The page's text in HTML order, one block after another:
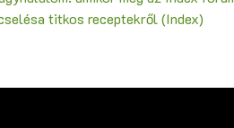
titkos receptekről (Index)